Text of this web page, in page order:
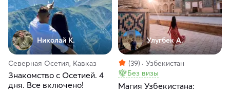
Николай К.
Северная Осетия, Кавказ
Знакомство с Осетией. 4
дня. Все включено!
Улугбек А.
(39)
Узбекистан
Без визы
Магия Узбекистана: